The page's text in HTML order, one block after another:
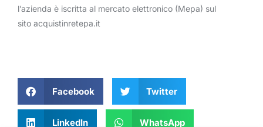
l’azienda è iscritta al mercato elettronico (Mepa) sul
sito acquistinretepa.it
Facebook Twitter
LinkedIn WhatsApp